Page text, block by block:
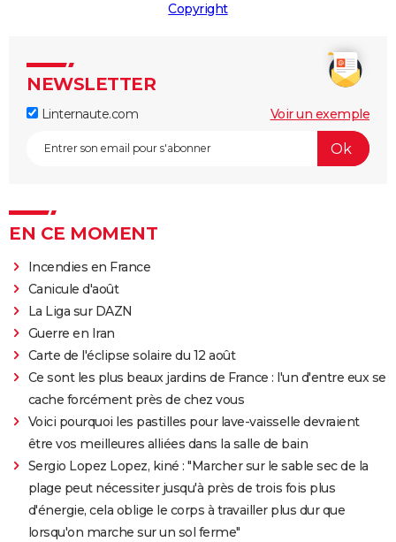
Copyright
NEWSLETTER
Linternaute.com Voir un exemple
EN CE MOMENT
Incendies en France
Canicule d'août
La Liga sur DAZN
Guerre en Iran
Carte de l'éclipse solaire du 12 août
Ce sont les plus beaux jardins de France : l'un d'entre eux se
cache forcément près de chez vous
Voici pourquoi les pastilles pour lave-vaisselle devraient
être vos meilleures alliées dans la salle de bain
Sergio Lopez Lopez, kiné : "Marcher sur le sable sec de la
plage peut nécessiter jusqu'à près de trois fois plus
d'énergie, cela oblige le corps à travailler plus dur que
lorsqu'on marche sur un sol ferme"